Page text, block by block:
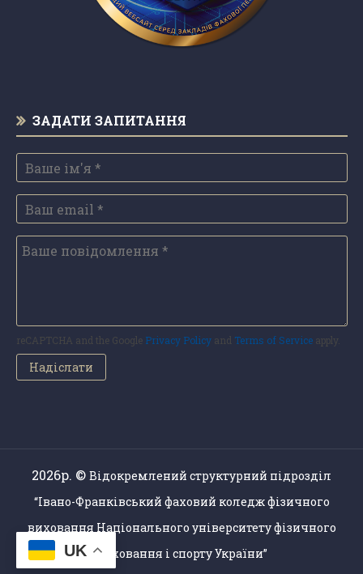
ЗАДАТИ ЗАПИТАННЯ
reCAPTCHA and the Google Privacy Policyand Terms of Serviceapply.
2026р. © Відокремлений структурний підрозділ
“Івано-Франківський фаховий коледж фізичного
виховання Національного університету фізичного
виховання і спорту України”
UK